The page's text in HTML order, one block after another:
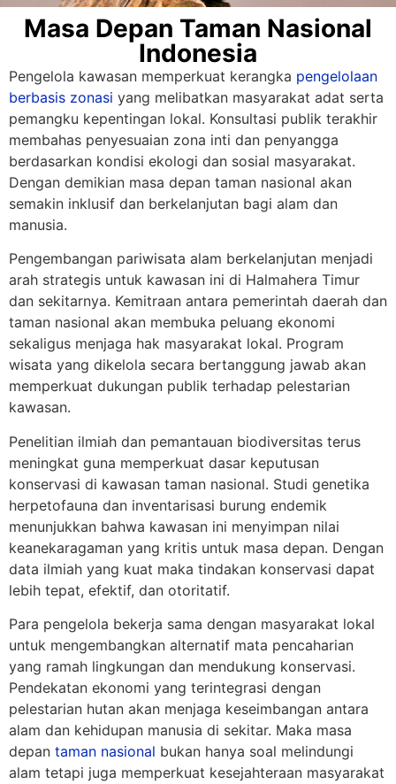
Masa Depan Taman Nasional
Indonesia
Pengelola kawasan memperkuat kerangka pengelolaan
berbasis zonasi yang melibatkan masyarakat adat serta
pemangku kepentingan lokal. Konsultasi publik terakhir
membahas penyesuaian zona inti dan penyangga
berdasarkan kondisi ekologi dan sosial masyarakat.
Dengan demikian masa depan taman nasional akan
semakin inklusif dan berkelanjutan bagi alam dan
manusia.
Pengembangan pariwisata alam berkelanjutan menjadi
arah strategis untuk kawasan ini di Halmahera Timur
dan sekitarnya. Kemitraan antara pemerintah daerah dan
taman nasional akan membuka peluang ekonomi
sekaligus menjaga hak masyarakat lokal. Program
wisata yang dikelola secara bertanggung jawab akan
memperkuat dukungan publik terhadap pelestarian
kawasan.
Penelitian ilmiah dan pemantauan biodiversitas terus
meningkat guna memperkuat dasar keputusan
konservasi di kawasan taman nasional. Studi genetika
herpetofauna dan inventarisasi burung endemik
menunjukkan bahwa kawasan ini menyimpan nilai
keanekaragaman yang kritis untuk masa depan. Dengan
data ilmiah yang kuat maka tindakan konservasi dapat
lebih tepat, efektif, dan otoritatif.
Para pengelola bekerja sama dengan masyarakat lokal
untuk mengembangkan alternatif mata pencaharian
yang ramah lingkungan dan mendukung konservasi.
Pendekatan ekonomi yang terintegrasi dengan
pelestarian hutan akan menjaga keseimbangan antara
alam dan kehidupan manusia di sekitar. Maka masa
depan taman nasional bukan hanya soal melindungi
alam tetapi juga memperkuat kesejahteraan masyarakat